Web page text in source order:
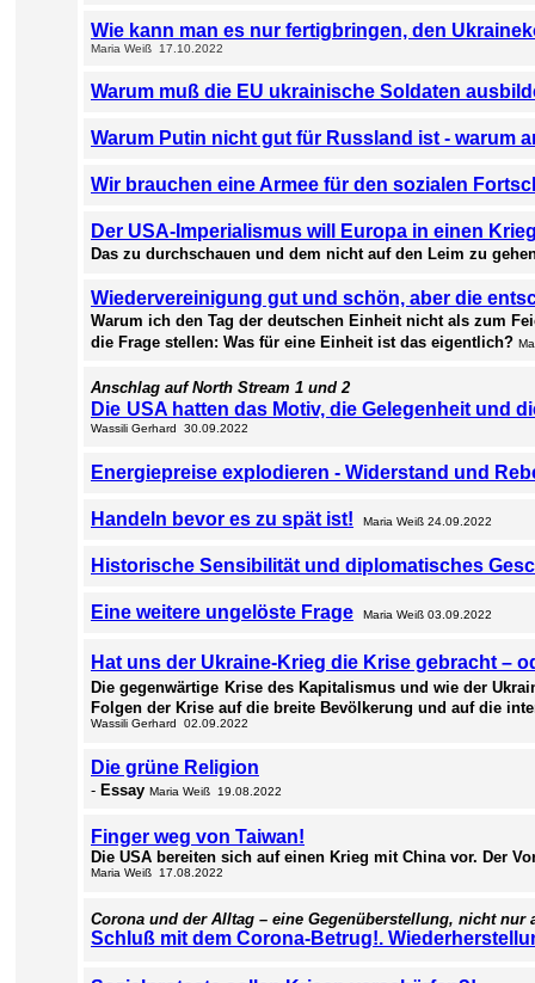
Wie kann man es nur fertigbringen, den
Maria Weiß 17 .10.2022
Warum muß die EU ukrainische Soldaten
Warum Putin nicht gut für Russland ist - warum
Wir brauchen eine Armee für den sozialen
Der USA-Imperialismus will Europa in einen
Das zu durchschauen und dem nicht auf den Leim zu
Wiedervereinigung gut und schön, aber die
Warum ich den Tag der deutschen Einheit nicht als zum
die Frage stellen: Was für eine Einheit ist das eigentlich?
Anschlag auf North Stream 1 und 2
Die USA hatten das Motiv, die Gelegenheit und
Wassili Gerhard 30.09.2022
Energiepreise explodieren - Widerstand und
Handeln bevor es zu spät ist! Maria Weiß 24.09.2022
Historische Sensibilität und diplomatisches
Eine weitere ungelöste Frage Maria Weiß 03.09.2022
Hat uns der Ukraine-Krieg die Krise gebracht –
Die gegenwärtige Krise des Kapitalismus und wie der
Folgen der Krise auf die breite Bevölkerung und auf die
Wassili Gerhard 02.09.2022
Die grüne Religion
- Essay Maria Weiß 19.08.2022
Finger weg von Taiwan!
Die USA bereiten sich auf einen Krieg mit China vor. Der
Maria Weiß 17.08.2022
Corona und der Alltag – eine Gegenüberstellung, nicht nur
Schluß mit dem Corona-Betrug!.